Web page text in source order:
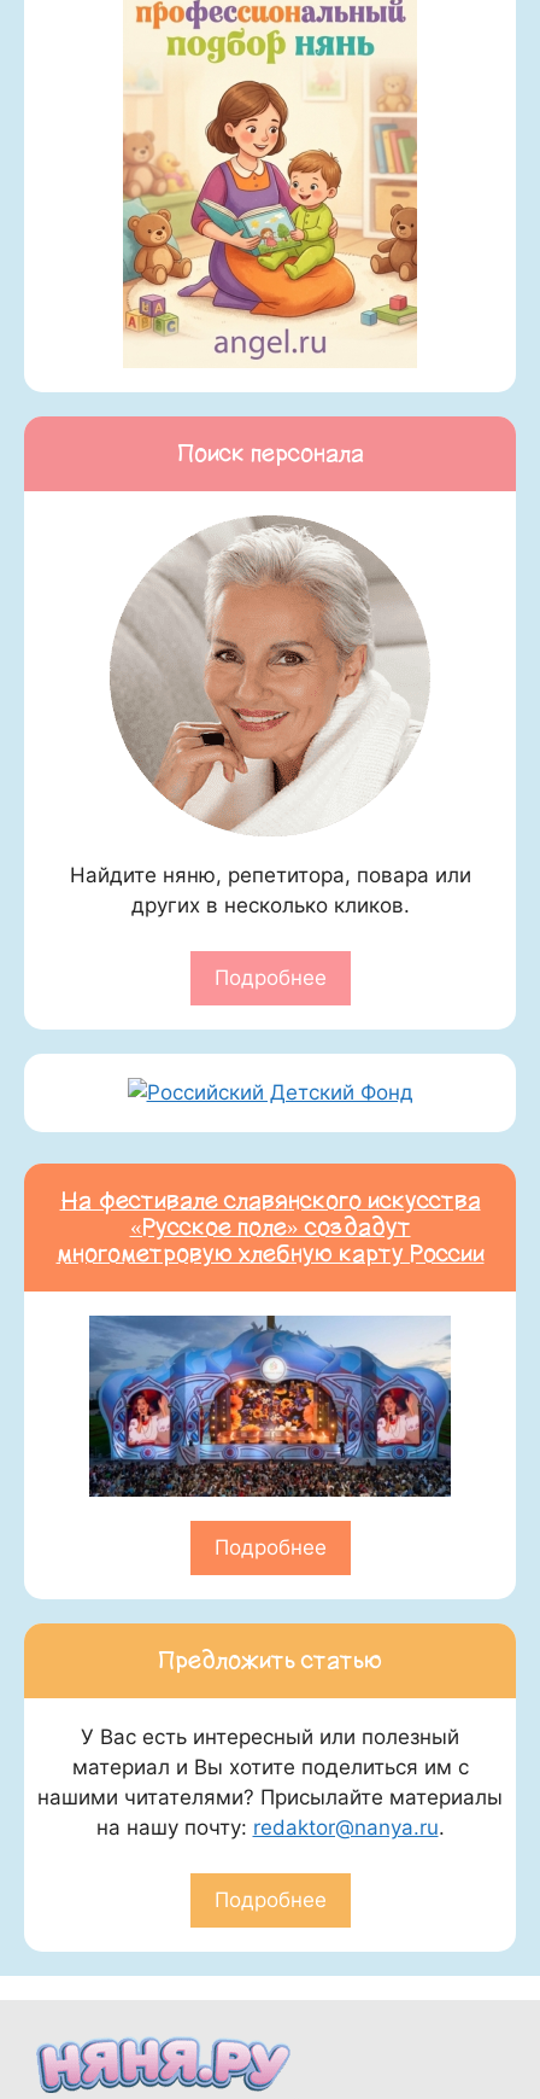
Поиск персонала
Найдите няню, репетитора, повара или
других в несколько кликов.
Подробнее
На фестивале славянского искусства
«Русское поле» создадут
многометровую хлебную карту России
Подробнее
Предложить статью
У Вас есть интересный или полезный
материал и Вы хотите поделиться им с
нашими читателями? Присылайте материалы
на нашу почту: redaktor@nanya.ru.
Подробнее